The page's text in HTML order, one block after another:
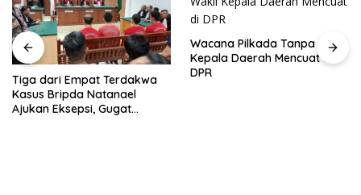
Wacana Pilkada Tanpa Wakil
Kepala Daerah Mencuat di
DPR
Pelantikan Pejabat Pemko